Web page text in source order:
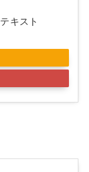
キスト